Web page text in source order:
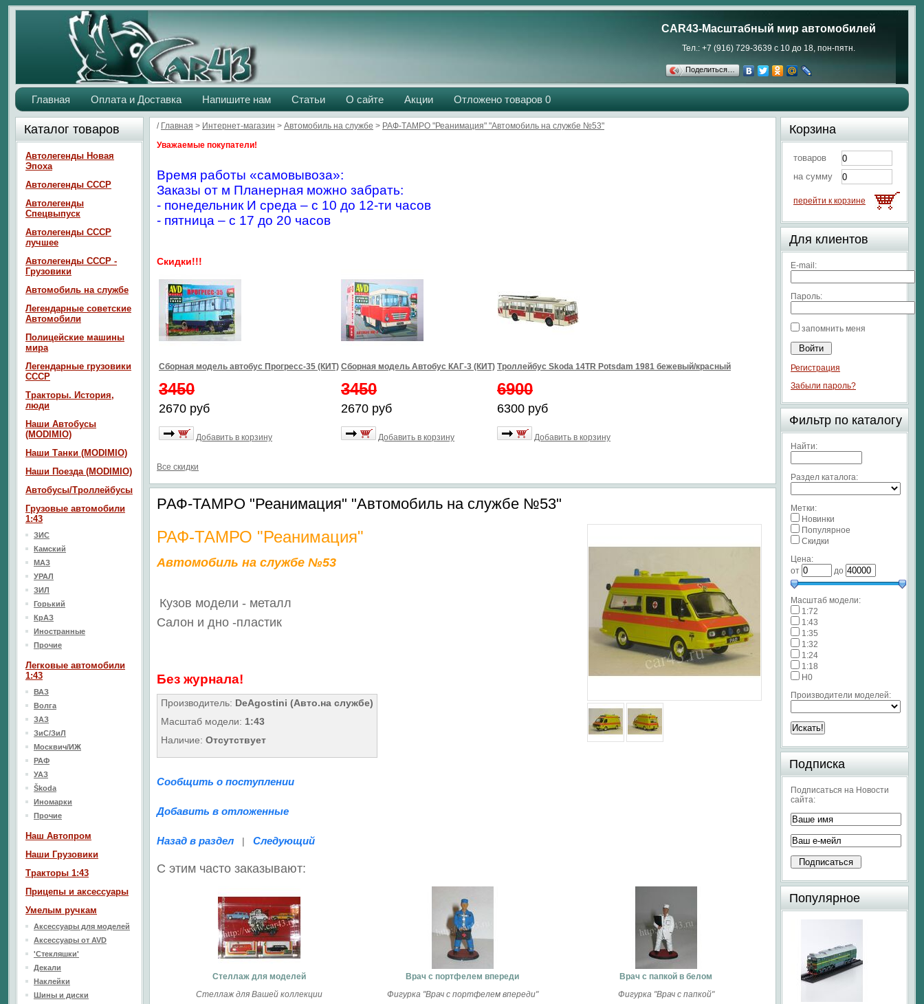
CAR43-Масштабный мир автомобилей
Тел.: +7 (916) 729-3639 с 10 до 18, пон-пятн.
Поделиться…
Главная Оплата и Доставка Напишите нам Статьи О сайте Акции Отложено товаров 0
/ Главная > Интернет-магазин > Автомобиль на службе > РАФ-ТАМРО "Реанимация" "Автомобиль на службе №53"
Уважаемые покупатели!
Время работы «самовывоза»:
Заказы от м Планерная можно забрать:
- понедельник И среда – с 10 до 12-ти часов
- пятница – с 17 до 20 часов
Скидки!!!
Сборная модель автобус Прогресс-35 (КИТ)
3450
2670 руб
Добавить в корзину
Сборная модель Автобус КАГ-3 (КИТ)
3450
2670 руб
Добавить в корзину
Троллейбус Skoda 14TR Potsdam 1981 бежевый/красный
6900
6300 руб
Добавить в корзину
Все скидки
РАФ-ТАМРО "Реанимация" "Автомобиль на службе №53"
РАФ-ТАМРО "Реанимация"
Автомобиль на службе №53
Кузов модели - металл
Салон и дно -пластик
Без журнала!
Производитель: DeAgostini (Авто.на службе)
Масштаб модели: 1:43
Наличие: Отсутствует
Сообщить о поступлении
Добавить в отложенные
Назад в раздел | Следующий
С этим часто заказывают:
Стеллаж для моделей
Стеллаж для Вашей коллекции
Врач с портфелем впереди
Фигурка "Врач с портфелем впереди"
Врач с папкой в белом
Фигурка "Врач с папкой"
Каталог товаров
Автолегенды Новая
Эпоха
Автолегенды СССР
Автолегенды
Спецвыпуск
Автолегенды СССР
лучшее
Автолегенды СССР -
Грузовики
Автомобиль на службе
Легендарные советские
Автомобили
Полицейские машины
мира
Легендарные грузовики
СССР
Тракторы. История,
люди
Наши Автобусы
(MODIMIO)
Наши Танки (MODIMIO)
Наши Поезда (MODIMIO)
Автобусы/Троллейбусы
Грузовые автомобили
1:43
ЗИС
Камский
МАЗ
УРАЛ
ЗИЛ
Горький
КрАЗ
Иностранные
Прочие
Легковые автомобили
1:43
ВАЗ
Волга
ЗАЗ
ЗиС/ЗиЛ
Москвич/ИЖ
РАФ
УАЗ
Škoda
Иномарки
Прочие
Наш Aвтопром
Наши Грузовики
Тракторы 1:43
Прицепы и аксессуары
Умелым ручкам
Аксессуары для моделей
Аксессуары от AVD
'Стекляшки'
Декали
Наклейки
Шины и диски
Корзина
товаров
на сумму
перейти к корзине
Для клиентов
E-mail:
Пароль:
запомнить меня
Регистрация
Забыли пароль?
Фильтр по каталогу
Найти:
Раздел каталога:
Метки:
Новинки
Популярное
Скидки
Цена:
от
до
Масштаб модели:
1:72
1:43
1:35
1:32
1:24
1:18
H0
Производители моделей:
Подписка
Подписаться на Новости
сайта:
Популярное